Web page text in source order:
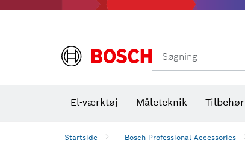
Søgning
El-værktøj Måleteknik Tilbehør
Startside Bosch Professional Accessories